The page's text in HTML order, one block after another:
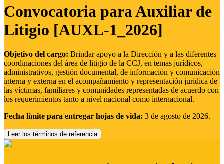
Convocatoria para Auxiliar de
Litigio [AUXL-1_2026]
Objetivo del cargo: Brindar apoyo a la Dirección y a las diferentes
coordinaciones del área de litigio de la CCJ, en temas jurídicos,
administrativos, gestión documental, de información y comunicación
interna y externa en el acompañamiento y representación jurídica de
las víctimas, familiares y comunidades representadas de acuerdo con
los requerimientos tanto a nivel nacional como internacional.
Fecha límite para entregar hojas de vida: 3 de agosto de 2026.
Leer los términos de referencia